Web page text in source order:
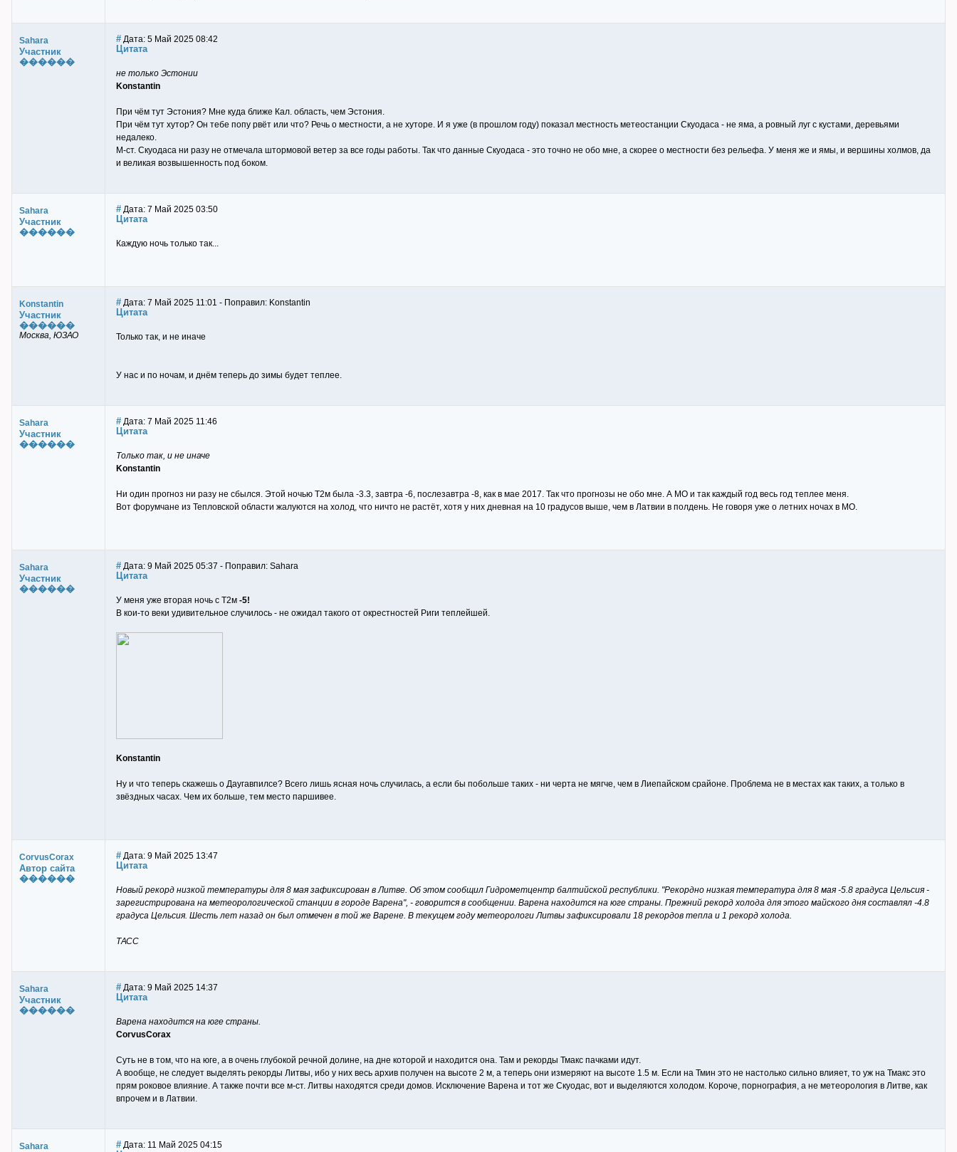
Sahara
Участник
������
# Дата: 5 Май 2025 08:42
Цитата
не только Эстонии
Konstantin
При чём тут Эстония? Мне куда ближе Кал. область, чем Эстония.
При чём тут хутор? Он тебе попу рвёт или что? Речь о местности, а не хуторе. И я уже (в прошлом году) показал местность метеостанции Скуодаса - не яма, а ровный луг с кустами, деревьями
недалеко.
М-ст. Скуодаса ни разу не отмечала штормовой ветер за все годы работы. Так что данные Скуодаса - это точно не обо мне, а скорее о местности без рельефа. У меня же и ямы, и вершины холмов, да
и великая возвышенность под боком.
Sahara
Участник
������
# Дата: 7 Май 2025 03:50
Цитата
Каждую ночь только так...
Konstantin
Участник
������
Москва, ЮЗАО
# Дата: 7 Май 2025 11:01 - Поправил: Konstantin
Цитата
Только так, и не иначе
У нас и по ночам, и днём теперь до зимы будет теплее.
Sahara
Участник
������
# Дата: 7 Май 2025 11:46
Цитата
Только так, и не иначе
Konstantin
Ни один прогноз ни разу не сбылся. Этой ночью Т2м была -3.3, завтра -6, послезавтра -8, как в мае 2017. Так что прогнозы не обо мне. А МО и так каждый год весь год теплее меня.
Вот форумчане из Тепловской области жалуются на холод, что ничто не растёт, хотя у них дневная на 10 градусов выше, чем в Латвии в полдень. Не говоря уже о летних ночах в МО.
Sahara
Участник
������
# Дата: 9 Май 2025 05:37 - Поправил: Sahara
Цитата
У меня уже вторая ночь с Т2м -5!
В кои-то веки удивительное случилось - не ожидал такого от окрестностей Риги теплейшей.
Konstantin
Ну и что теперь скажешь о Даугавпилсе? Всего лишь ясная ночь случилась, а если бы побольше таких - ни черта не мягче, чем в Лиепайском срайоне. Проблема не в местах как таких, а только в
звёздных часах. Чем их больше, тем место паршивее.
CorvusCorax
Автор сайта
������
# Дата: 9 Май 2025 13:47
Цитата
Новый рекорд низкой температуры для 8 мая зафиксирован в Литве. Об этом сообщил Гидрометцентр балтийской республики. "Рекордно низкая температура для 8 мая -5.8 градуса Цельсия -
зарегистрирована на метеорологической станции в городе Варена", - говорится в сообщении. Варена находится на юге страны. Прежний рекорд холода для этого майского дня составлял -4.8
градуса Цельсия. Шесть лет назад он был отмечен в той же Варене. В текущем году метеорологи Литвы зафиксировали 18 рекордов тепла и 1 рекорд холода.
ТАСС
Sahara
Участник
������
# Дата: 9 Май 2025 14:37
Цитата
Варена находится на юге страны.
CorvusCorax
Суть не в том, что на юге, а в очень глубокой речной долине, на дне которой и находится она. Там и рекорды Тмакс пачками идут.
А вообще, не следует выделять рекорды Литвы, ибо у них весь архив получен на высоте 2 м, а теперь они измеряют на высоте 1.5 м. Если на Тмин это не настолько сильно влияет, то уж на Тмакс это
прям роковое влияние. А также почти все м-ст. Литвы находятся среди домов. Исключение Варена и тот же Скуодас, вот и выделяются холодом. Короче, порнография, а не метеорология в Литве, как
впрочем и в Латвии.
Sahara # Дата: 11 Май 2025 04:15